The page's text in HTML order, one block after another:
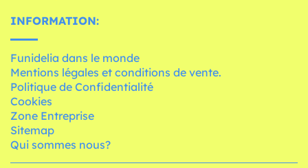
INFORMATION:
Funidelia dans le monde
Mentions légales et conditions de vente.
Politique de Confidentialité
Cookies
Zone Entreprise
Sitemap
Qui sommes nous?